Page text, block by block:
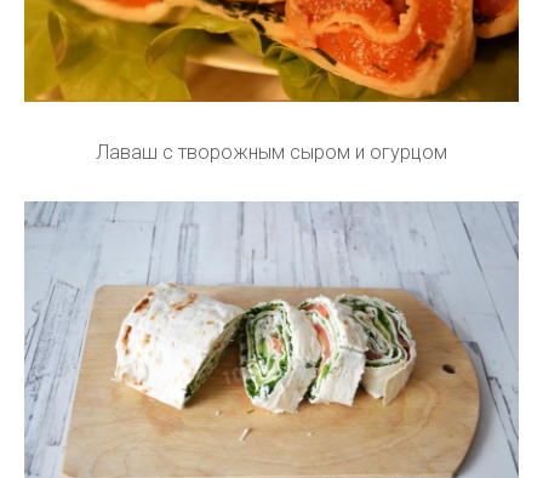
Лаваш с творожным сыром и огурцом